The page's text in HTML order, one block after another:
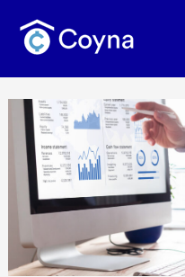
مزايا
استخدام
برامج
المحاسبة
المالية